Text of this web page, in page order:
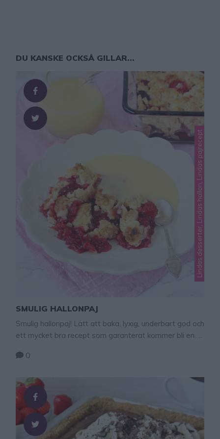
DU KANSKE OCKSÅ GILLAR...
Lindas desserter, Lindas hallon, Lindas pajrecept
SMULIG HALLONPAJ
Smulig hallonpaj! Lätt att baka, lyxig, underbart god och
ett mycket bra recept som garanterat kommer bli en ny
topprecept! Servera den gärna med vaniljsås eller
¾ dl vetemjöl till. Tips! Det är ljuvligt gott och knaprigt
att smula …
0